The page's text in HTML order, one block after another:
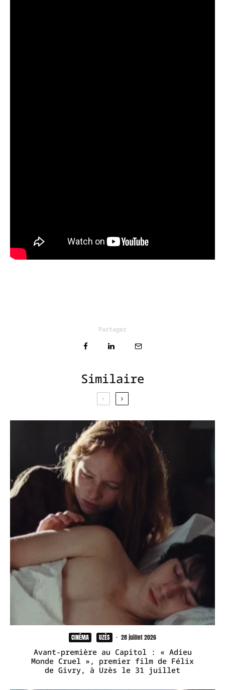
Partager
Similaire
CINÉMA UZÈS · 28 juillet 2026
Avant-première au Capitol : « Adieu
Monde Cruel », premier film de Félix
de Givry, à Uzès le 31 juillet